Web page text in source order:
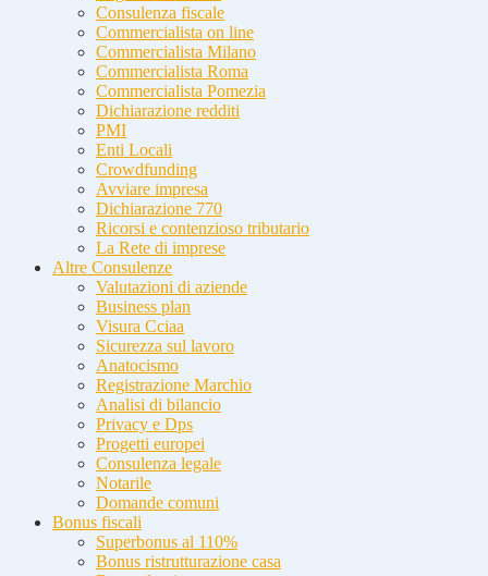
Consulenza fiscale
Commercialista on line
Commercialista Milano
Commercialista Roma
Commercialista Pomezia
Dichiarazione redditi
PMI
Enti Locali
Crowdfunding
Avviare impresa
Dichiarazione 770
Ricorsi e contenzioso tributario
La Rete di imprese
Altre Consulenze
Valutazioni di aziende
Business plan
Visura Cciaa
Sicurezza sul lavoro
Anatocismo
Registrazione Marchio
Analisi di bilancio
Privacy e Dps
Progetti europei
Consulenza legale
Notarile
Domande comuni
Bonus fiscali
Superbonus al 110%
Bonus ristrutturazione casa